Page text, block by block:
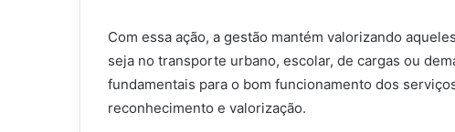
Com essa ação, a gestão mantém valorizando
seja no transporte urbano, escolar, de cargas ou
fundamentais para o bom funcionamento dos
reconhecimento e valorização.